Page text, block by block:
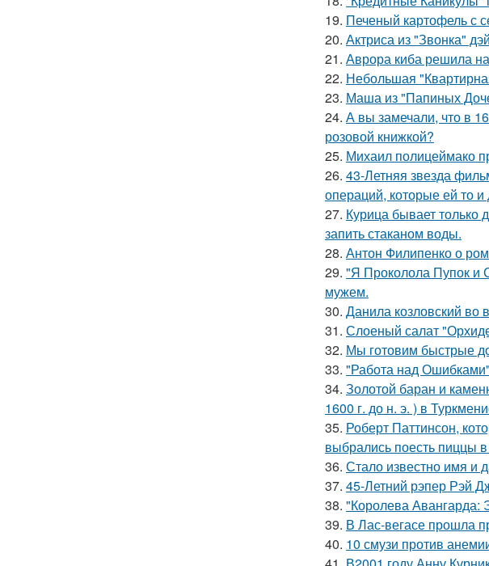
19. Печеный картофель с
20. Актриса из "Звонка"
21. Аврора киба решила
22. Небольшая
23. Маша из "Папиных
24. А вы замечали, что в
розовой книжкой?
25. Михаил полицеймако
26. 43-Летняя звезда
операций, которые ей то
27. Курица бывает только
запить стаканом воды.
28. Антон Филипенко о
29. "Я Проколола Пупок и
мужем.
30. Данила козловский во
31. Слоеный салат
32. Мы готовим быстрые
33. "Работа над
34. Золотой баран и
1600 г. до н. э. ) в
35. Роберт Паттинсон,
выбрались поесть пиццы
36. Стало известно имя и
37. 45-Летний рэпер Рэй
38. "Королева Авангарда:
39. В Лас-вегасе прошла
40. 10 смузи против